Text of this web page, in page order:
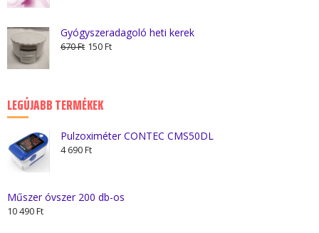
2
990 Ft.
2
Gyógyszeradagoló heti kerek
670Ft Original
150FtCurrent
LEGÚJABB TERMÉKEK
Pulzoximéter CONTEC CMS50DL
4 690Ft
Műszer óvszer 200 db-os
10 490Ft